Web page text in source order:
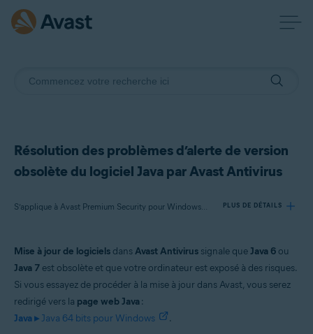
Résolution des problèmes d’alerte de version
obsolète du logiciel Java par Avast Antivirus
S’applique à Avast Premium Security pour Windows, Avast Antivirus Gratuit pour Windows PLUS DE DÉTAILS
Produits:
Avast Antivirus Gratuit 22.x pour Windows
Systèmes d'exploitation:
Mise à jour de logiciels dansAvast Antivirus signale queJava 6 ou
Java 7 est obsolète et que votre ordinateur est exposé à des risques.
Si vous essayez de procéder à la mise à jour dans Avast, vous serez
redirigé vers la page web Java:
Java ▸ Java 64 bits pour Windows .